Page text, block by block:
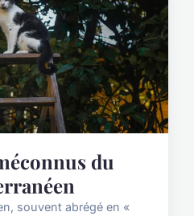
du
souvent abrégé en «